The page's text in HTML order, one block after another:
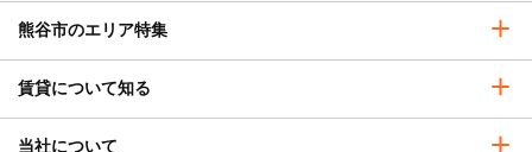
熊谷市のエリア特集
賃貸について知る
当社について